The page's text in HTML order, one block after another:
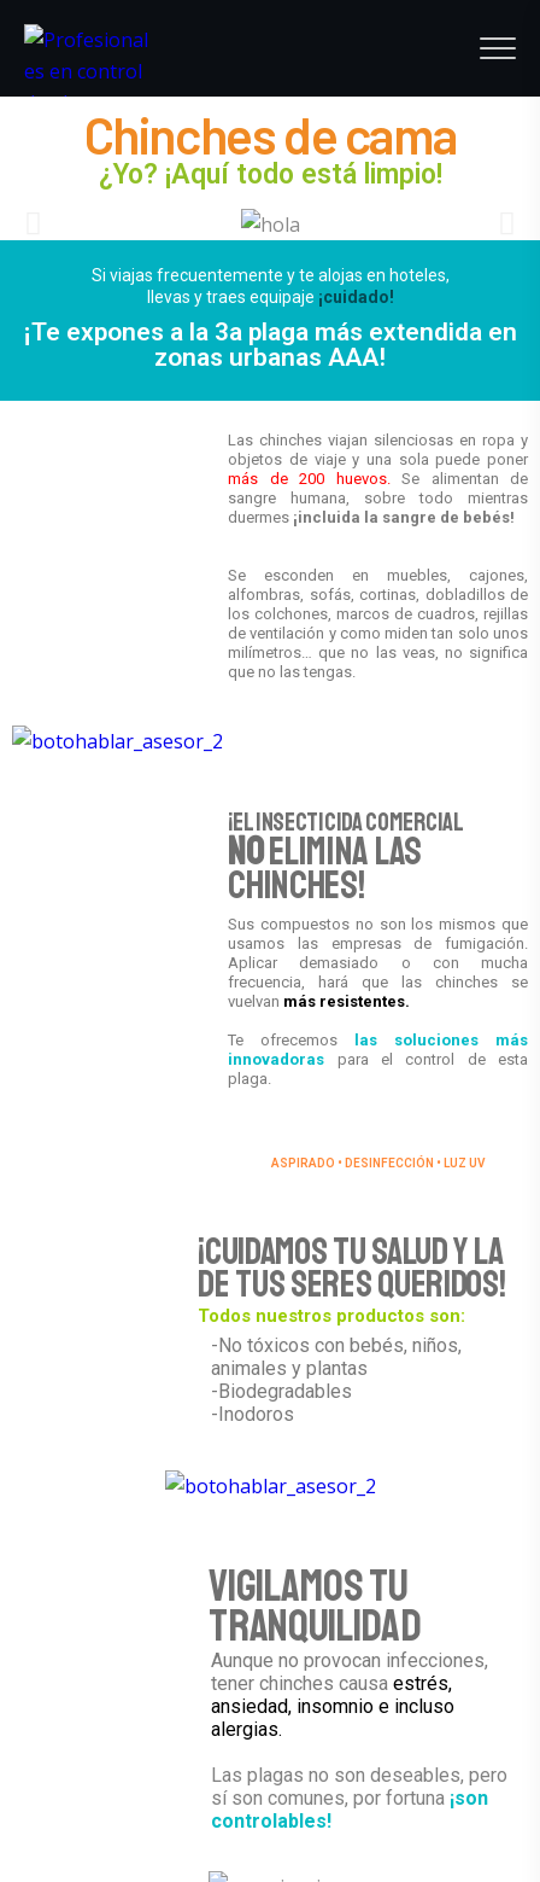
Chinches de cama
¿Yo? ¡Aquí todo está limpio!
Si viajas frecuentemente y te alojas en hoteles,
llevas y traes equipaje ¡cuidado!
¡Te expones a la 3a plaga más extendida en
zonas urbanas AAA!
Las chinches viajan silenciosas en ropa y
objetos de viaje y una sola puede poner
más de 200 huevos.
Se alimentan de
sangre humana, sobre todo mientras
duermes ¡incluida la sangre de bebés!
Se esconden en muebles, cajones,
alfombras, sofás, cortinas, dobladillos de
los colchones, marcos de cuadros, rejillas
de ventilación y como miden tan solo unos
milímetros… que no las veas, no significa
que no las tengas.
¡El insecticida comercial
NOelimina las
chinches!
Sus compuestos no son los mismos que
usamos las empresas de fumigación.
Aplicar demasiado o con mucha
frecuencia, hará que las chinches se
vuelvan más resistentes.
Te ofrecemos
las soluciones más
innovadoras para el control de esta
plaga.
ASPIRADO • DESINFECCIÓN • LUZ UV
¡Cuidamos tu salud y la
de tus seres queridos!
Todos nuestros productos son:
-No tóxicos con bebés, niños,
animales y plantas
-Biodegradables
-Inodoros
Vigilamos tu
tranquilidad
Aunque no provocan infecciones,
tener chinches causaestrés,
ansiedad, insomnio e incluso
alergias.
Las plagas no son deseables, pero
sí son comunes, por fortuna ¡son
controlables!